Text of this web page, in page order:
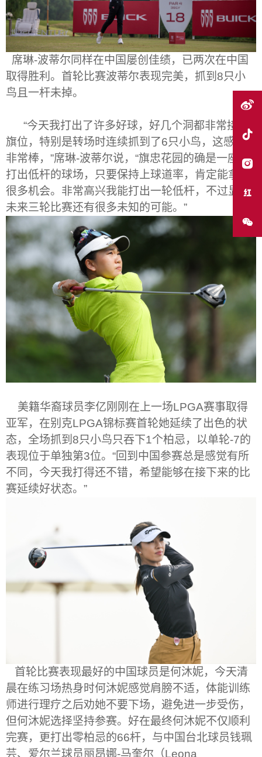
席琳-波蒂尔同样在中国屡创佳绩，已两次在中国
取得胜利。首轮比赛波蒂尔表现完美，抓到 8只小
鸟且一杆未掉。
“今天我打出了许多好球，好几个洞都非常接近
旗位，特别是转场时连续抓到了6只小鸟，这感觉
非常棒， ”席琳-波蒂尔说， “旗忠花园的确是一座能
打出低杆的球场，只要保持上球道率，肯定能拿到
很多机会。非常高兴我能打出一轮低杆，不过显然
未来三轮比赛还有很多未知的可能。 ”
美籍华裔球员李亿刚刚在上一场LPGA赛事取得
亚军，在别克LPGA锦标赛首轮她延续了出色的状
态，全场抓到 8只小鸟只吞下1个柏忌，以单轮-7的
表现位于单独第3位。 “ 回到中国参赛总是感觉有所
不同，今天我打得还不错，希望能够在接下来的比
赛延续好状态。 ”
首轮比赛表现最好的中国球员是何沐妮，今天清
晨在练习场热身时何沐妮感觉肩膀不适，体能训练
师进行理疗之后劝她不要下场，避免进一步受伤，
但何沐妮选择坚持参赛。好在最终何沐妮不仅顺利
完赛，更打出零柏忌的66杆，与中国台北球员钱珮
芸、爱尔兰球员丽昂娜-马奎尔（Leona